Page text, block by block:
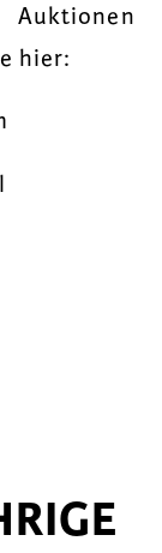
Auktionen
hier: